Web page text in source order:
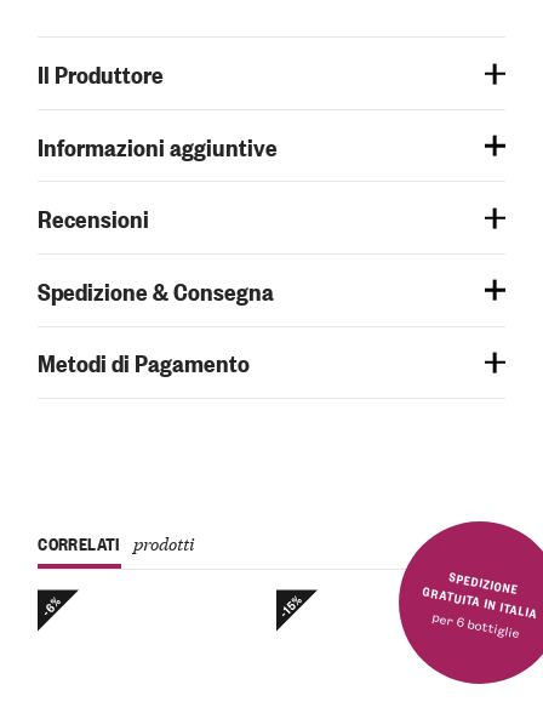
Il Produttore
Informazioni aggiuntive
Recensioni
Spedizione & Consegna
Metodi di Pagamento
SPEDIZIONE GRATUITA IN ITALIA
per 6 bottiglie
CORRELATI prodotti
-6% -15%